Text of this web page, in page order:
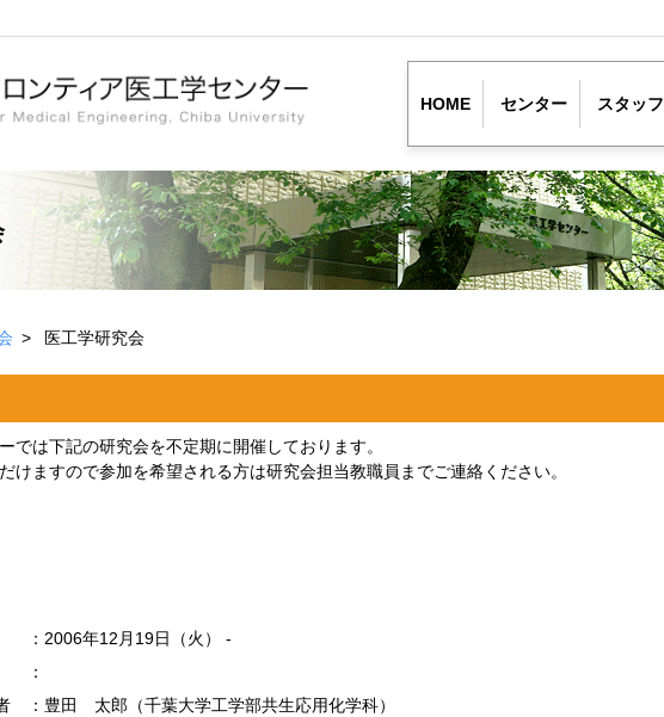
HOME センター スタッフ
医工学研究会
では下記の研究会を不定期に開催しております。
けますので参加を希望される方は研究会担当教職員までご連絡ください。
：2006年12月19日（火） -
：
：豊田 太郎（千葉大学工学部共生応用化学科）